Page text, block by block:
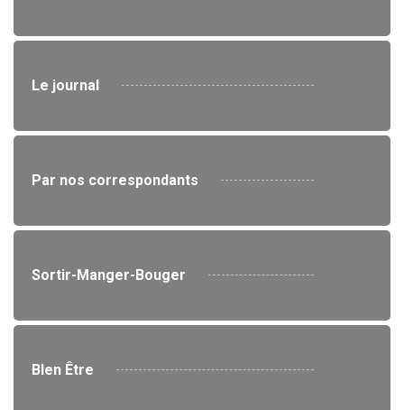
Le journal
Par nos correspondants
Sortir-Manger-Bouger
BIen Être